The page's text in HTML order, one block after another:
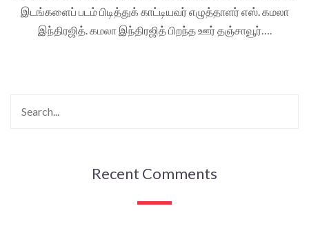
இடங்களைப் படம் பிடித்துக் காட்டியவர் எழுத்தாளர் எஸ். கமலா
இந்திரஜித். கமலா இந்திரஜித் பிறந்த ஊர் தஞ்சாவூர்….
Recent Comments